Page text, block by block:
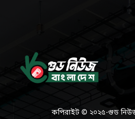
কপিরাইট © ২০২৫-গুড নিউজ